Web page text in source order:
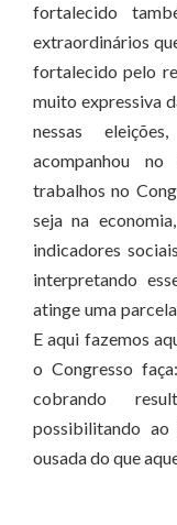
fortalecido
extraordinários
fortalecido pelo
muito expressiva
nessas
acompanhou
trabalhos no
seja na
indicadores
interpretando
atinge uma
E aqui fazemos
o Congresso
cobrando
possibilitando
ousada do que